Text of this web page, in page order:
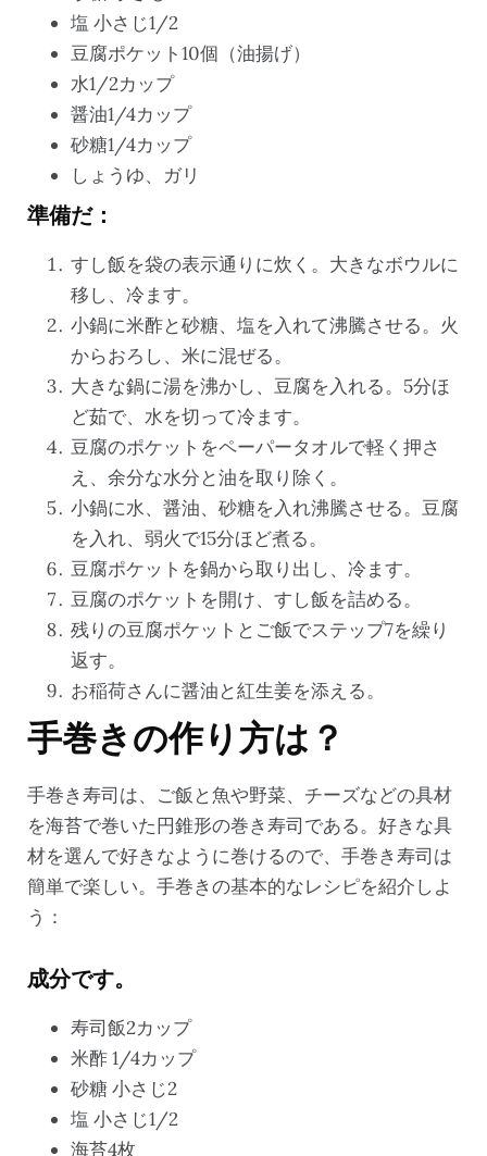
塩 小さじ1/2
豆腐ポケット10個（油揚げ）
水1/2カップ
醤油1/4カップ
砂糖1/4カップ
しょうゆ、ガリ
準備だ：
すし飯を袋の表示通りに炊く。大きなボウルに
移し、冷ます。
小鍋に米酢と砂糖、塩を入れて沸騰させる。火
からおろし、米に混ぜる。
大きな鍋に湯を沸かし、豆腐を入れる。5分ほ
ど茹で、水を切って冷ます。
豆腐のポケットをペーパータオルで軽く押さ
え、余分な水分と油を取り除く。
小鍋に水、醤油、砂糖を入れ沸騰させる。豆腐
を入れ、弱火で15分ほど煮る。
豆腐ポケットを鍋から取り出し、冷ます。
豆腐のポケットを開け、すし飯を詰める。
残りの豆腐ポケットとご飯でステップ7を繰り
返す。
お稲荷さんに醤油と紅生姜を添える。
手巻きの作り方は？
手巻き寿司は、ご飯と魚や野菜、チーズなどの具材
を海苔で巻いた円錐形の巻き寿司である。好きな具
材を選んで好きなように巻けるので、手巻き寿司は
簡単で楽しい。手巻きの基本的なレシピを紹介しよ
う：
成分です。
寿司飯2カップ
米酢 1/4カップ
砂糖 小さじ2
塩 小さじ1/2
海苔4枚